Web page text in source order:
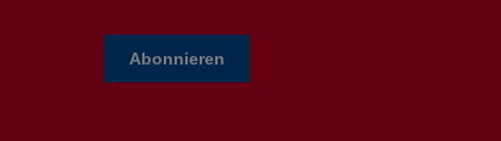
Abonnieren